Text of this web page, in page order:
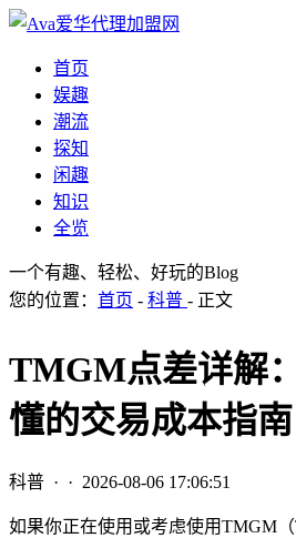
首页
娱趣
潮流
探知
闲趣
知识
全览
一个有趣、轻松、好玩的Blog
您的位置： 首页 - 科普 - 正文
TMGM点差详解
懂的交易成本指南
科普 · · 2026-08-06 17:06:51
如果你正在使用或考虑使用TMGM（